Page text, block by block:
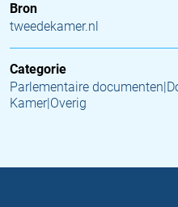
Bron
tweedekamer.nl
Categorie
Parlementaire
Kamer|Overig